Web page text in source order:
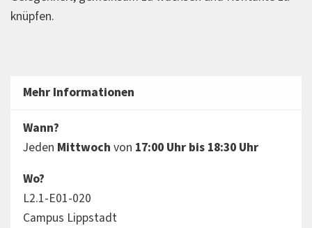
knüpfen.
Mehr Informationen
Wann?
Jeden Mittwoch von 17:00 Uhr bis 18:30 Uhr
Wo?
L2.1-E01-020
Campus Lippstadt